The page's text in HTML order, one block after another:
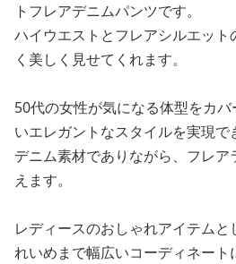
トフレアデニムパンツです。
ハイウエストとフレアシルエッ
く美しく見せてくれます。
50代の女性が気になる体型をカ
いエレガントなスタイルを実現で
デニム素材でありながら、フレ
えます。
レディースのおしゃれアイテムと
れいめまで幅広いコーディネート